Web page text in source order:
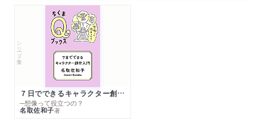
シリーズ・全集
７日でできるキャラクター創作入門
─想像って役立つの？
名取佐和子著